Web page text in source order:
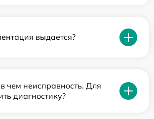
выдается?
чем неисправность. Для
диагностику?